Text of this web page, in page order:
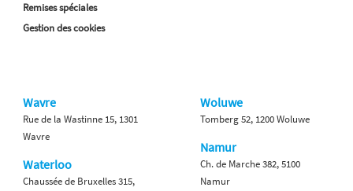
Remises spéciales
Gestion des cookies
Wavre
Rue de la Wastinne 15, 1301
Wavre
Waterloo
Chaussée de Bruxelles 315,
Woluwe
Tomberg 52, 1200 Woluwe
Namur
Ch. de Marche 382, 5100
Namur